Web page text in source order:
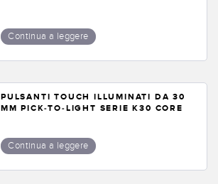
Continua a leggere
PULSANTI TOUCH ILLUMINATI DA 30
MM PICK-TO-LIGHT SERIE K30 CORE
Continua a leggere